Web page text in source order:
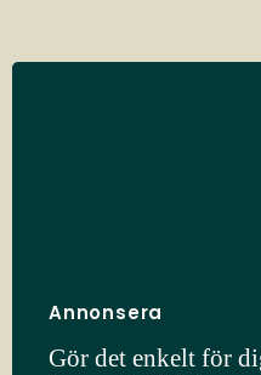
Annonsera
Gör det enkelt för